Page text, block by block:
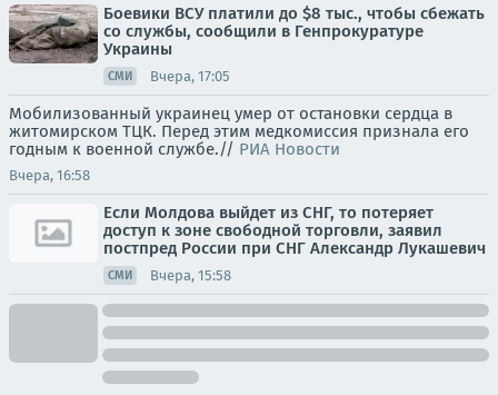
Боевики ВСУ платили до $8 тыс., чтобы сбежать
со службы, сообщили в Генпрокуратуре
Украины
СМИ Вчера, 17:05
Мобилизованный украинец умер от остановки сердца в
житомирском ТЦК. Перед этим медкомиссия признала его
годным к военной службе.// РИА Новости
Вчера, 16:58
Если Молдова выйдет из СНГ, то потеряет
доступ к зоне свободной торговли, заявил
постпред России при СНГ Александр Лукашевич
СМИ Вчера, 15:58